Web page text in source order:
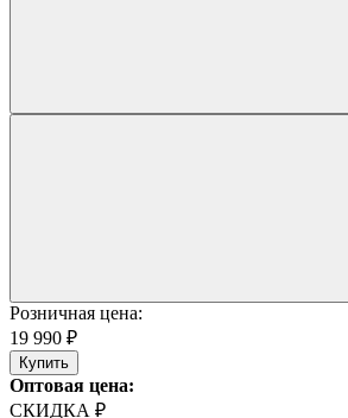
Розничная цена:
19 990 ₽
Купить
Оптовая цена:
СКИДКА ₽